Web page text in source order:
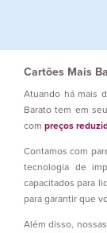
Cartões Mais
Atuando há mais
Barato tem em
com preços
Contamos com
tecnologia de
capacitados para
para garantir que
Além disso,